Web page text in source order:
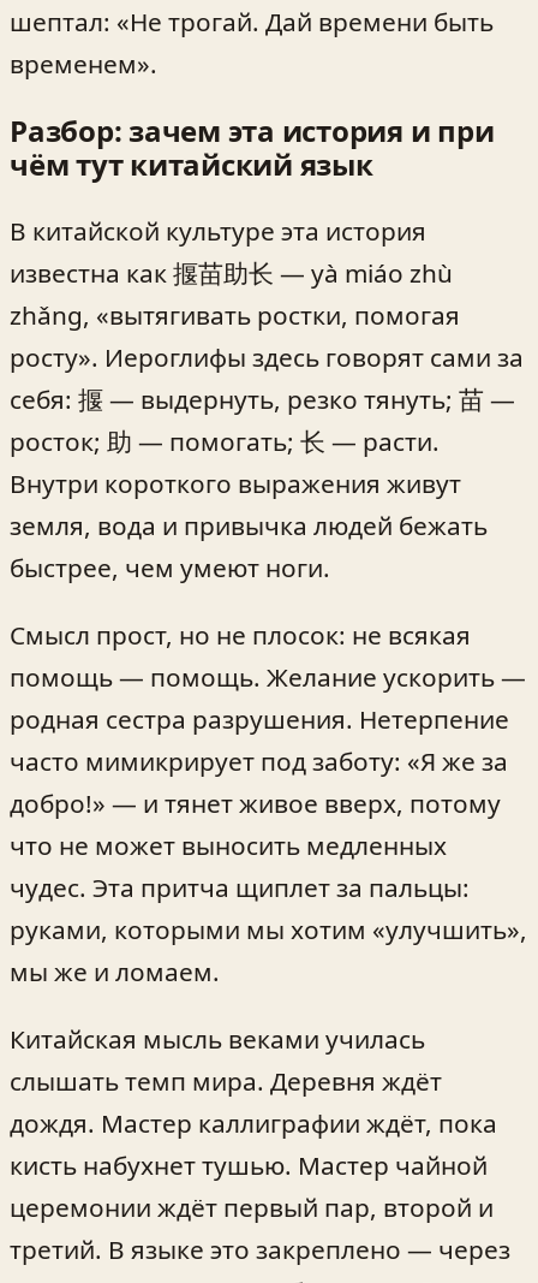
шептал: «Не трогай. Дай времени быть
временем».
Разбор: зачем эта история и при
чём тут китайский язык
В китайской культуре эта история
известна как 揠苗助长 — yà miáo zhù
zhǎng, «вытягивать ростки, помогая
росту». Иероглифы здесь говорят сами за
себя: 揠 — выдернуть, резко тянуть; 苗 —
росток; 助 — помогать; 长 — расти.
Внутри короткого выражения живут
земля, вода и привычка людей бежать
быстрее, чем умеют ноги.
Смысл прост, но не плосок: не всякая
помощь — помощь. Желание ускорить —
родная сестра разрушения. Нетерпение
часто мимикрирует под заботу: «Я же за
добро!» — и тянет живое вверх, потому
что не может выносить медленных
чудес. Эта притча щиплет за пальцы:
руками, которыми мы хотим «улучшить»,
мы же и ломаем.
Китайская мысль веками училась
слышать темп мира. Деревня ждёт
дождя. Мастер каллиграфии ждёт, пока
кисть набухнет тушью. Мастер чайной
церемонии ждёт первый пар, второй и
третий. В языке это закреплено — через